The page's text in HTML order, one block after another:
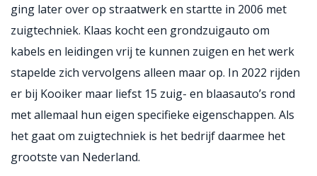
ging later over op straatwerk en startte in 2006 met
zuigtechniek. Klaas kocht een grondzuigauto om
kabels en leidingen vrij te kunnen zuigen en het werk
stapelde zich vervolgens alleen maar op. In 2022 rijden
er bij Kooiker maar liefst 15 zuig- en blaasauto’s rond
met allemaal hun eigen specifieke eigenschappen. Als
het gaat om zuigtechniek is het bedrijf daarmee het
grootste van Nederland.